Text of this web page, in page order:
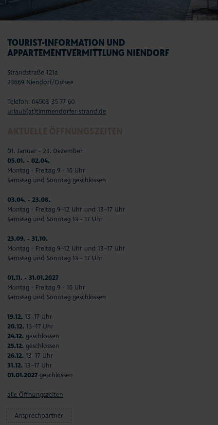
TOURIST-INFORMATION UND
APPARTEMENTVERMITTLUNG NIENDORF
Strandstraße 121a
23669 Niendorf/Ostsee
Telefon: 04503-35 77-60
urlaub(at)timmendorfer-strand.de
01. Januar - 23. Dezember
05.01. - 02.04.
Montag - Freitag 9 - 16 Uhr
Samstag und Sonntag geschlossen
03.04. - 23.08.
Montag - Freitag 9–12 Uhr und 13–17 Uhr
Samstag und Sonntag 13 - 17 Uhr
23.09. - 31.10.
Montag - Freitag 9–12 Uhr und 13–17 Uhr
Samstag und Sonntag 13 - 17 Uhr
01.11. - 31.01.2027
Montag - Freitag 9 - 16 Uhr
Samstag und Sonntag geschlossen
19.12. 13–17 Uhr
20.12. 13–17 Uhr
24.12. geschlossen
25.12. geschlossen
26.12. 13–17 Uhr
31.12. 13–17 Uhr
01.01.2027 geschlossen
alle Öffnungszeiten
Ansprechpartner